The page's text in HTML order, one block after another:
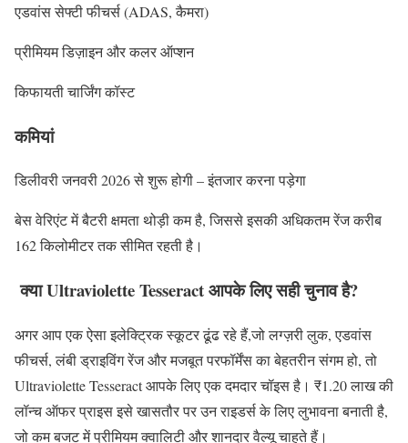
एडवांस सेफ्टी फीचर्स (ADAS, कैमरा)
प्रीमियम डिज़ाइन और कलर ऑप्शन
किफायती चार्जिंग कॉस्ट
कमियां
डिलीवरी जनवरी 2026 से शुरू होगी – इंतजार करना पड़ेगा
बेस वेरिएंट में बैटरी क्षमता थोड़ी कम है, जिससे इसकी अधिकतम रेंज करीब
162 किलोमीटर तक सीमित रहती है।
क्या Ultraviolette Tesseract आपके लिए सही चुनाव है?
अगर आप एक ऐसा इलेक्ट्रिक स्कूटर ढूंढ रहे हैं,जो लग्ज़री लुक, एडवांस
फीचर्स, लंबी ड्राइविंग रेंज और मजबूत परफॉर्मेंस का बेहतरीन संगम हो, तो
Ultraviolette Tesseract आपके लिए एक दमदार चॉइस है। ₹1.20 लाख की
लॉन्च ऑफर प्राइस इसे खासतौर पर उन राइडर्स के लिए लुभावना बनाती है,
जो कम बजट में प्रीमियम क्वालिटी और शानदार वैल्यू चाहते हैं।